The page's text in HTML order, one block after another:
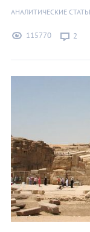
АНАЛИТИЧЕСКИЕ
115770 2